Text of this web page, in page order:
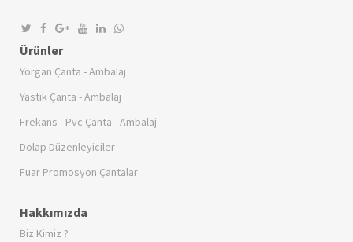
Ürünler
Yorgan Çanta - Ambalaj
Yastık Çanta - Ambalaj
Frekans - Pvc Çanta - Ambalaj
Dolap Düzenleyiciler
Fuar Promosyon Çantalar
Hakkımızda
Biz Kimiz ?